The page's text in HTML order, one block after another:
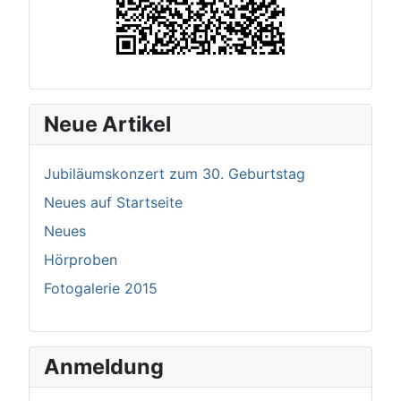
Neue Artikel
Jubiläumskonzert zum 30. Geburtstag
Neues auf Startseite
Neues
Hörproben
Fotogalerie 2015
Anmeldung